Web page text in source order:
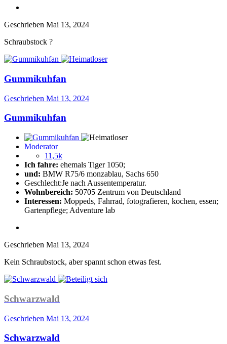
Geschrieben Mai 13, 2024
Schraubstock ?
Gummikuhfan
Geschrieben Mai 13, 2024
Gummikuhfan
Moderator
11,5k
Ich fahre: ehemals Tiger 1050;
und: BMW R75/6 monzablau, Sachs 650
Geschlecht:Je nach Aussentemperatur.
Wohnbereich: 50705 Zentrum von Deutschland
Interessen: Moppeds, Fahrrad, fotografieren, kochen, essen;
Gartenpflege; Adventure lab
Geschrieben Mai 13, 2024
Kein Schraubstock, aber spannt schon etwas fest.
Schwarzwald
Geschrieben Mai 13, 2024
Schwarzwald